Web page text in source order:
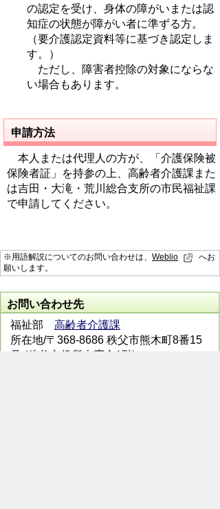
の認定を受け、身体の障がいまたは認
知症の状態が障がい者に準ずる方。
（要介護認定資料等に基づき認定しま
す。）
ただし、障害者控除の対象にならな
い場合もあります。
申請方法
本人または代理人の方が、「介護保険被
保険者証」を持参の上、高齢者介護課また
は吉田・大滝・荒川総合支所の市民福祉課
で申請してください。
※用語解説についてのお問い合わせは、 Weblio
へお
願いします。
お問い合わせ先
福祉部 高齢者介護課
所在地/〒368-8686 秩父市熊木町8番15
号 (秩父市役所本庁舎1階)